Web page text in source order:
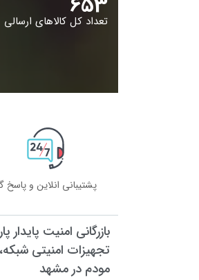
تعداد کل کالاهای ارسالی
پشتیبانی انلاین و پاسخ
بازرگانی امنیت
تجهیزات امنیتی
مودم در مشهد